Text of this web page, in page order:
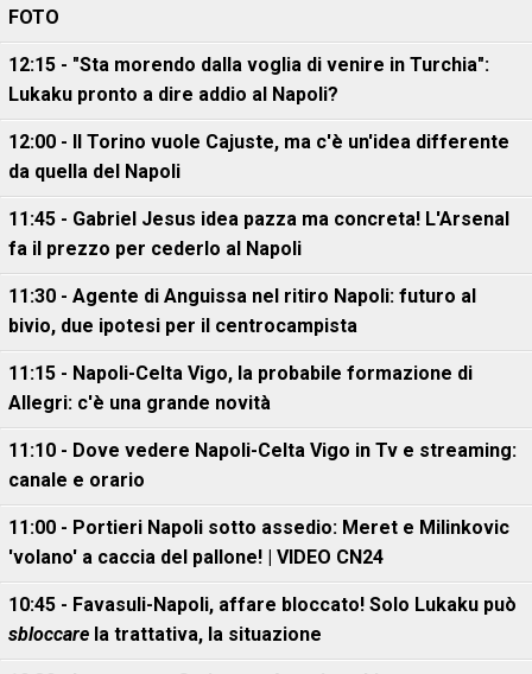
FOTO
12:15 - "Sta morendo dalla voglia di venire in Turchia":
Lukaku pronto a dire addio al Napoli?
12:00 - Il Torino vuole Cajuste, ma c'è un'idea differente
da quella del Napoli
11:45 - Gabriel Jesus idea pazza ma concreta! L'Arsenal
fa il prezzo per cederlo al Napoli
11:30 - Agente di Anguissa nel ritiro Napoli: futuro al
bivio, due ipotesi per il centrocampista
11:15 - Napoli-Celta Vigo, la probabile formazione di
Allegri: c'è una grande novità
11:10 - Dove vedere Napoli-Celta Vigo in Tv e streaming:
canale e orario
11:00 - Portieri Napoli sotto assedio: Meret e Milinkovic
'volano' a caccia del pallone! | VIDEO CN24
10:45 - Favasuli-Napoli, affare bloccato! Solo Lukaku può
sbloccare la trattativa, la situazione